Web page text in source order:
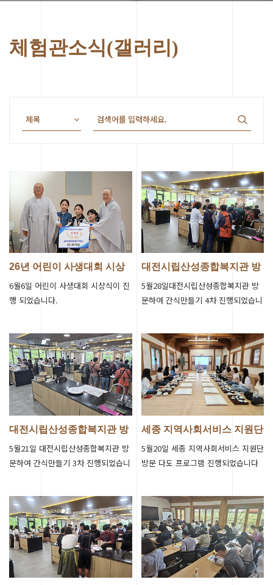
체험관소식(갤러리)
26년 어린이 사생대회 시상
6월6일 어린이 사생대회 시상식이 진
행 되었습니다.
대전시립산성종합복지관 방
5월28일대전시립산성종합복지관 방
문하여 간식만들기 4차 진행되었습니
대전시립산성종합복지관 방
5월21일 대전시립산성종합복지관 방
문하여 간식만들기 3차 진행되었습니
세종 지역사회서비스 지원단
5월20일 세종 지역사회서비스 지원단
방문 다도 프로그램 진행되었습니다